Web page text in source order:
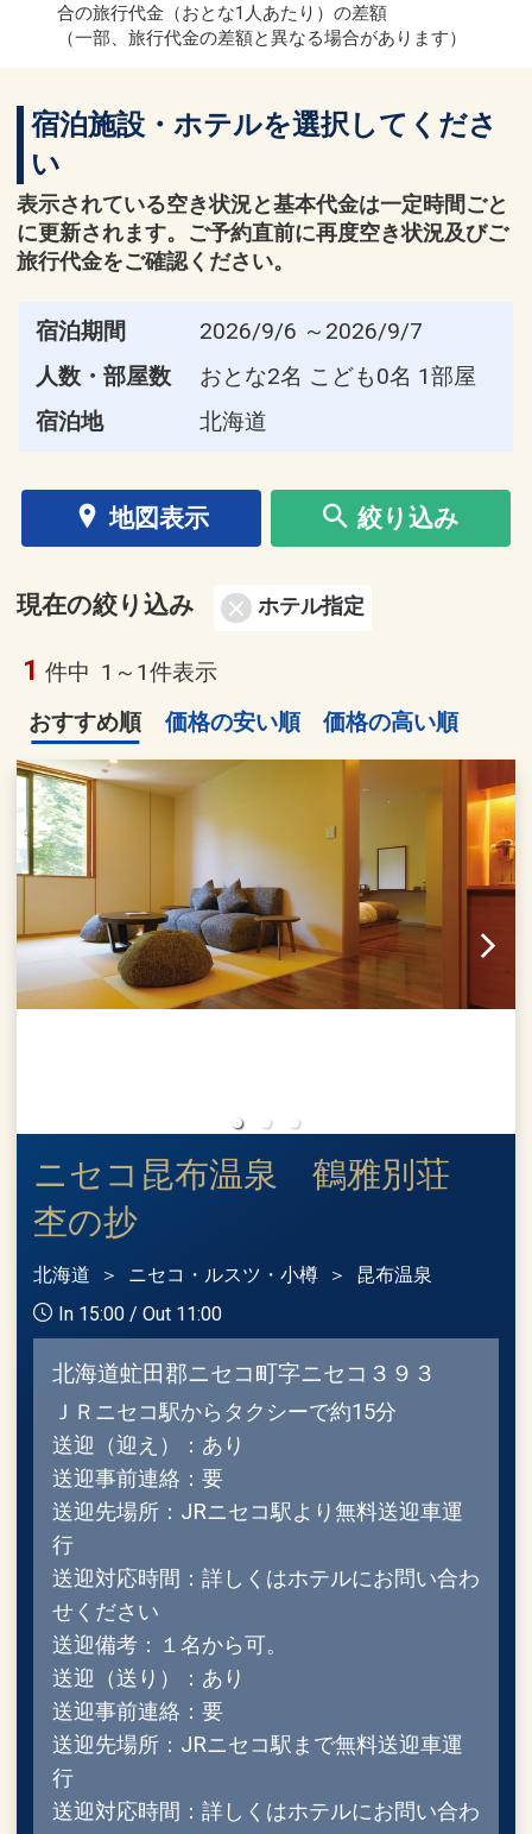
合の旅行代金（おとな1人あたり）の差額
（一部、旅行代金の差額と異なる場合があります）
宿泊施設・ホテルを選択してくださ
い
表示されている空き状況と基本代金は一定時間ごと
に更新されます。ご予約直前に再度空き状況及びご
旅行代金をご確認ください。
宿泊期間
2026/9/6 ～2026/9/7
人数・部屋数
おとな2名 こども0名 1部屋
宿泊地
北海道
地図表示 絞り込み
現在の絞り込み ホテル指定
1 件中 1～1件表示
おすすめ順
価格の安い順 価格の高い順
ニセコ昆布温泉 鶴雅別荘
杢の抄
北海道 ニセコ・ルスツ・小樽
昆布温泉
In 15:00 / Out 11:00
北海道虻田郡ニセコ町字ニセコ３９３
ＪＲニセコ駅からタクシーで約15分
送迎（迎え）：あり
送迎事前連絡：要
送迎先場所：JRニセコ駅より無料送迎車運
行
送迎対応時間：詳しくはホテルにお問い合わ
せください
送迎備考：１名から可。
送迎（送り）：あり
送迎事前連絡：要
送迎先場所：JRニセコ駅まで無料送迎車運
行
送迎対応時間：詳しくはホテルにお問い合わ